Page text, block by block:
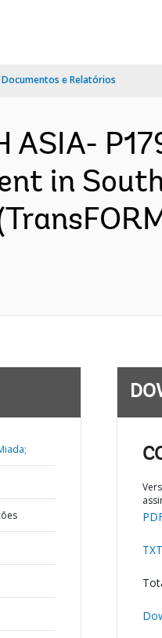
Documentos e Relatórios
ASIA-
in